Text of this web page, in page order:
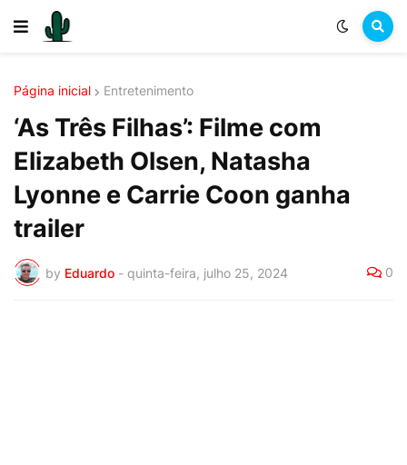
Página inicial Entretenimento
‘As Três Filhas’: Filme com
Elizabeth Olsen, Natasha
Lyonne e Carrie Coon ganha
trailer
by Eduardo - quinta-feira, julho 25, 2024 0